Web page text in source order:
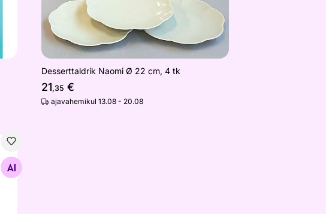
Desserttaldrik Naomi Ø 22 cm, 4 tk
21,35 €
ajavahemikul 13.08 - 20.08